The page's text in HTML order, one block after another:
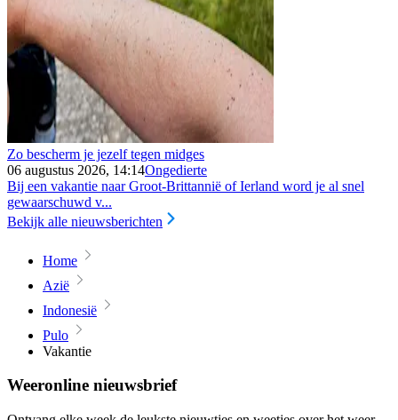
Zo bescherm je jezelf tegen midges
06 augustus 2026, 14:14Ongedierte
Bij een vakantie naar Groot-Brittannië of Ierland word je al snel
gewaarschuwd v...
Bekijk alle nieuwsberichten
Home
Azië
Indonesië
Pulo
Vakantie
Weeronline nieuwsbrief